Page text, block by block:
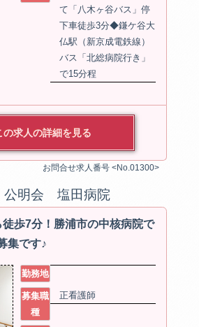
て「八木ヶ谷バス」停
下車徒歩3分◆鎌ケ谷大
仏駅（新京成電鉄線）
バス「北総病院行き」
で15分程
の求人の詳細を見る
お問合せ求人番号 <No.01300>
明会 塩田病院
徒歩7分！勝浦市の中核病院で
集です♪
勤務地
募集職
種
正看護師